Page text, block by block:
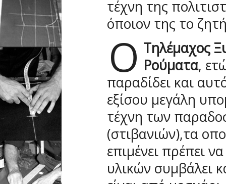
τέχνη της
όποιον της το
Ο Τηλέμαχος
Ρούματα,
παραδίδει και
εξίσου μεγάλη
τέχνη των
(στιβανιών),τα
επιμένει πρέπει
υλικών συμβάλει